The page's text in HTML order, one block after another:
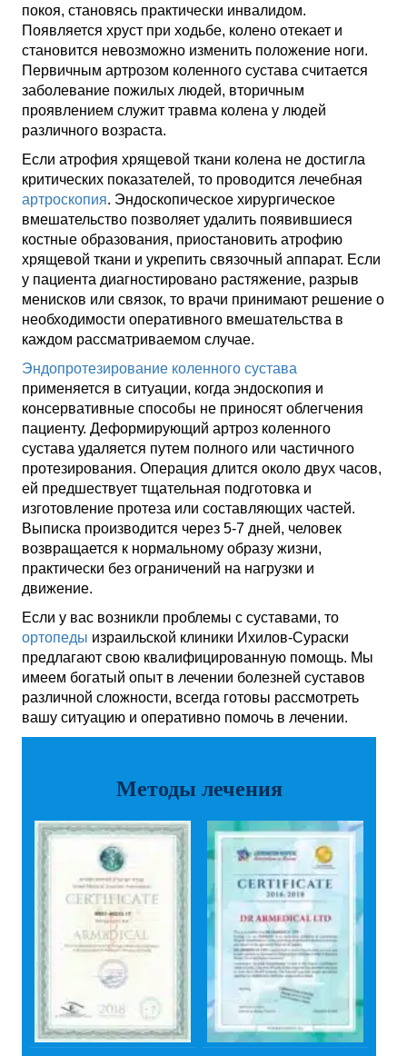
покоя, становясь практически инвалидом.
Появляется хруст при ходьбе, колено отекает и
становится невозможно изменить положение ноги.
Первичным артрозом коленного сустава считается
заболевание пожилых людей, вторичным
проявлением служит травма колена у людей
различного возраста.
Если атрофия хрящевой ткани колена не достигла
критических показателей, то проводится лечебная
артроскопия. Эндоскопическое хирургическое
вмешательство позволяет удалить появившиеся
костные образования, приостановить атрофию
хрящевой ткани и укрепить связочный аппарат. Если
у пациента диагностировано растяжение, разрыв
менисков или связок, то врачи принимают решение о
необходимости оперативного вмешательства в
каждом рассматриваемом случае.
Эндопротезирование коленного сустава
применяется в ситуации, когда эндоскопия и
консервативные способы не приносят облегчения
пациенту. Деформирующий артроз коленного
сустава удаляется путем полного или частичного
протезирования. Операция длится около двух часов,
ей предшествует тщательная подготовка и
изготовление протеза или составляющих частей.
Выписка производится через 5-7 дней, человек
возвращается к нормальному образу жизни,
практически без ограничений на нагрузки и
движение.
Если у вас возникли проблемы с суставами, то
ортопеды израильской клиники Ихилов-Сураски
предлагают свою квалифицированную помощь. Мы
имеем богатый опыт в лечении болезней суставов
различной сложности, всегда готовы рассмотреть
вашу ситуацию и оперативно помочь в лечении.
Методы лечения